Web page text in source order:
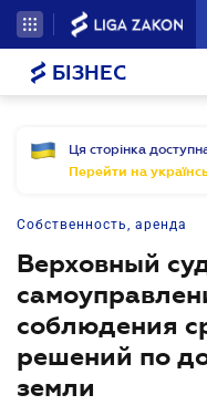
БІЗНЕС
Ця сторінка
Перейти на
Собственность, аренда
Верховный
соблюдения
решений по
земли